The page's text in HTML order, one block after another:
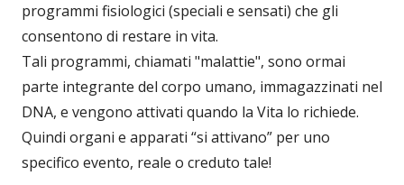
programmi fisiologici (speciali e sensati) che gli
consentono di restare in vita.
Tali programmi, chiamati "malattie", sono ormai
parte integrante del corpo umano, immagazzinati nel
DNA, e vengono attivati quando la Vita lo richiede.
Quindi organi e apparati “si attivano” per uno
specifico evento, reale o creduto tale!